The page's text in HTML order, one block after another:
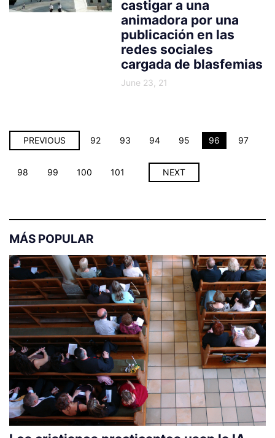
castigar a una
animadora por una
publicación en las
redes sociales
cargada de blasfemias
June 23, 21
PREVIOUS 92 93 94 95 96 97
98 99 100 101 NEXT
MÁS POPULAR